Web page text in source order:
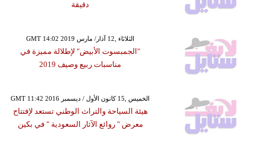
دقيقة
GMT 14:02 2019 الثلاثاء ,12 آذار/ مارس
"الجمبسوت الأبيض" لإطلالة مميزة في
مناسبات ربيع وصيف 2019
GMT 11:42 2016 الخميس ,15 كانون الأول / ديسمبر
هيئة السياحة والتراث الوطني تستعد لإفتتاح
معرض " روائع الآثار السعودية " في بكين